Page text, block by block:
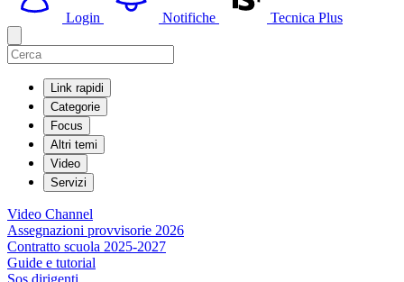
Login Notifiche Tecnica Plus
Link rapidi
Categorie
Focus
Altri temi
Video
Servizi
Video Channel
Assegnazioni provvisorie 2026
Contratto scuola 2025-2027
Guide e tutorial
Sos dirigenti